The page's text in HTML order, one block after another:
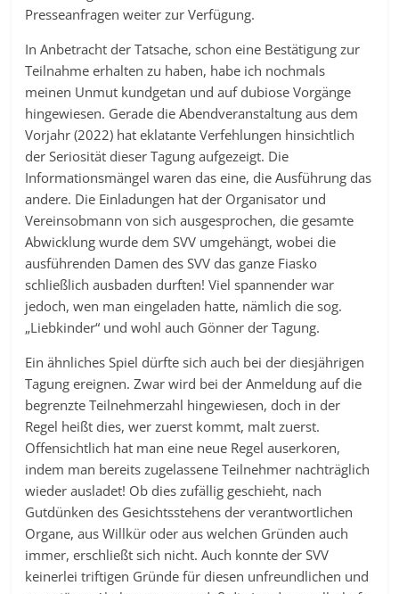
Presseanfragen weiter zur Verfügung.
In Anbetracht der Tatsache, schon eine Bestätigung zur
Teilnahme erhalten zu haben, habe ich nochmals
meinen Unmut kundgetan und auf dubiose Vorgänge
hingewiesen. Gerade die Abendveranstaltung aus dem
Vorjahr (2022) hat eklatante Verfehlungen hinsichtlich
der Seriosität dieser Tagung aufgezeigt. Die
Informationsmängel waren das eine, die Ausführung das
andere. Die Einladungen hat der Organisator und
Vereinsobmann von sich ausgesprochen, die gesamte
Abwicklung wurde dem SVV umgehängt, wobei die
ausführenden Damen des SVV das ganze Fiasko
schließlich ausbaden durften! Viel spannender war
jedoch, wen man eingeladen hatte, nämlich die sog.
„Liebkinder“ und wohl auch Gönner der Tagung.
Ein ähnliches Spiel dürfte sich auch bei der diesjährigen
Tagung ereignen. Zwar wird bei der Anmeldung auf die
begrenzte Teilnehmerzahl hingewiesen, doch in der
Regel heißt dies, wer zuerst kommt, malt zuerst.
Offensichtlich hat man eine neue Regel auserkoren,
indem man bereits zugelassene Teilnehmer nachträglich
wieder ausladet! Ob dies zufällig geschieht, nach
Gutdünken des Gesichtsstehens der verantwortlichen
Organe, aus Willkür oder aus welchen Gründen auch
immer, erschließt sich nicht. Auch konnte der SVV
keinerlei triftigen Gründe für diesen unfreundlichen und